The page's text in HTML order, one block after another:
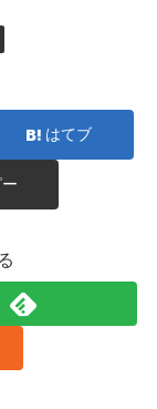
はてブ